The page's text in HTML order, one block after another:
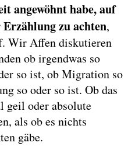
angewöhnt habe, auf
zu achten,
Wir Affen diskutieren
ob irgendwas so
so ist, ob Migration so
so oder so ist. Ob das
geil oder absolute
als ob es nichts
gäbe.